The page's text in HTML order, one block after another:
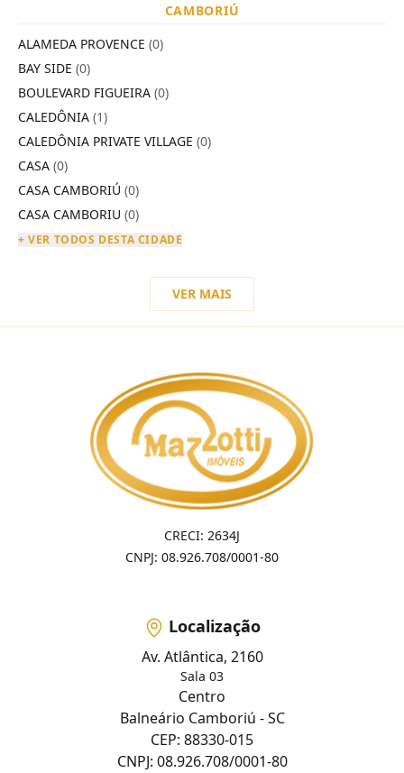
CAMBORIÚ
ALAMEDA PROVENCE (0)
BAY SIDE (0)
BOULEVARD FIGUEIRA (0)
CALEDÔNIA (1)
CALEDÔNIA PRIVATE VILLAGE (0)
CASA (0)
CASA CAMBORIÚ (0)
CASA CAMBORIU (0)
+ VER TODOS DESTA CIDADE
VER MAIS
CRECI: 2634J
CNPJ: 08.926.708/0001-80
Localização
Av. Atlântica, 2160
Sala 03
Centro
Balneário Camboriú - SC
CEP: 88330-015
CNPJ: 08.926.708/0001-80